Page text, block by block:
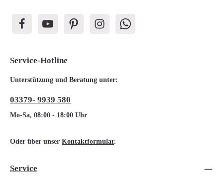
Service-Hotline
Unterstützung und Beratung unter:
03379- 9939 580
Mo-Sa, 08:00 - 18:00 Uhr
Oder über unser Kontaktformular.
Service